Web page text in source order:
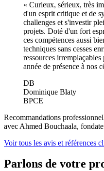
« Curieux, sérieux, très
d'un esprit critique et de
challenges et s'investir
projets. Doté d'un fort
ces compétences aussi
techniques sans cesses
ressources
année de présence à nos
DB
Dominique Blaty
BPCE
Recommandations
avec Ahmed Bouchaala,
Voir tous les avis et références
Parlons de votre